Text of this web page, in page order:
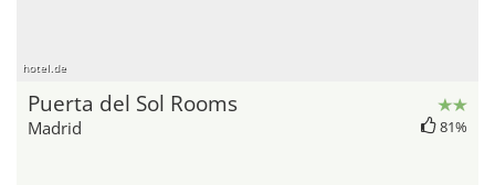
hotel.de
Puerta del Sol Rooms
Madrid 81%